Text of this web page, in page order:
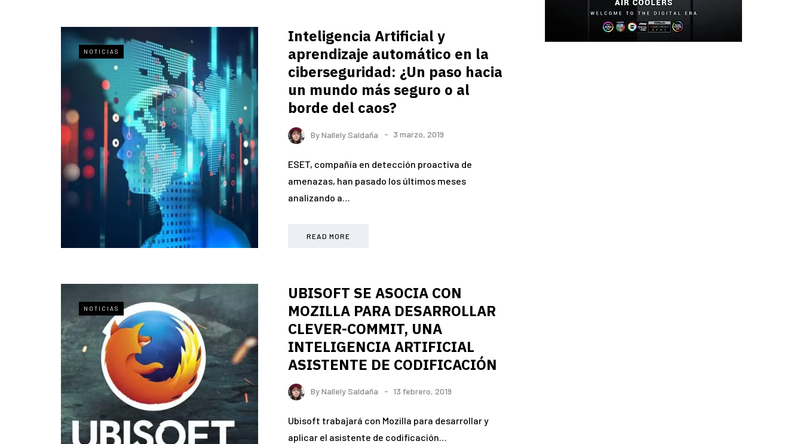
NOTICIAS
Inteligencia Artificial y
aprendizaje automático en la
ciberseguridad: ¿Un paso hacia
un mundo más seguro o al
borde del caos?
ByNallely Saldaña 3 marzo, 2019
ESET, compañía en detección proactiva de
amenazas, han pasado los últimos meses
analizando a…
READ MORE
NOTICIAS
UBISOFT SE ASOCIA CON
MOZILLA PARA DESARROLLAR
CLEVER-COMMIT, UNA
INTELIGENCIA ARTIFICIAL
ASISTENTE DE CODIFICACIÓN
ByNallely Saldaña 13 febrero, 2019
Ubisoft trabajará con Mozilla para desarrollar y
aplicar el asistente de codificación…